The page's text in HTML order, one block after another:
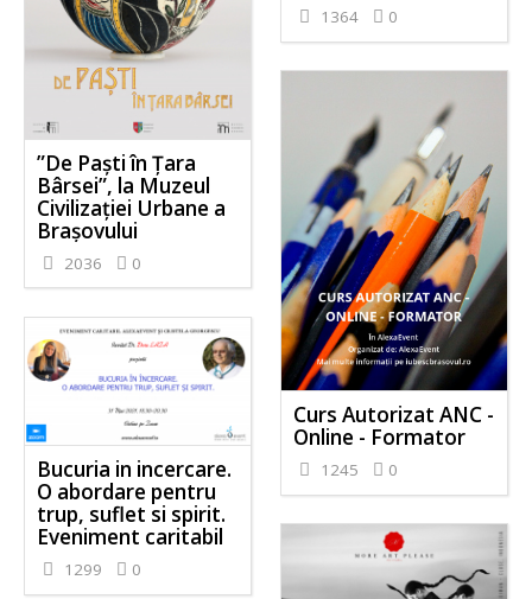
1364 0
”De Paști în Țara
Bârsei”, la Muzeul
Civilizației Urbane a
Brașovului
2036 0
Curs Autorizat ANC -
Online - Formator
1245 0
Bucuria in incercare.
O abordare pentru
trup, suflet si spirit.
Eveniment caritabil
1299 0